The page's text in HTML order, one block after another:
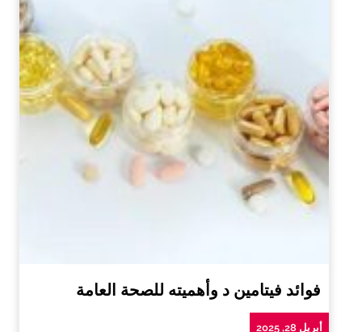
فوائد فيتامين د وأهميته للصحة العامة
أبريل 28, 2025